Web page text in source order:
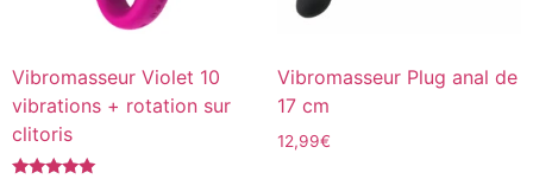
Vibromasseur Violet 10
vibrations + rotation sur
clitoris
Vibromasseur Plug anal de
17 cm
12,99€